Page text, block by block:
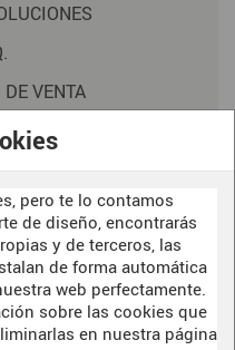
pero te lo contamos
de diseño, encontrarás
y de terceros, las
de forma automática
web perfectamente.
sobre las cookies que
en nuestra página
VENTA
OUR